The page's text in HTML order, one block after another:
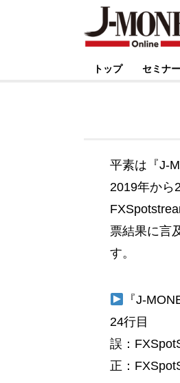
トップ セミナー
平素は『J-
2019年から
票結果に言
す。
『J-
24行目
誤：
正：